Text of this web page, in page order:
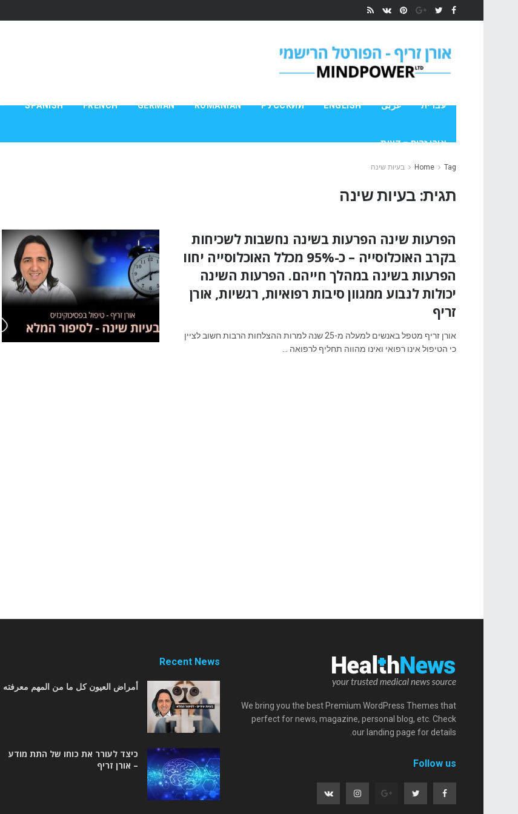
עברית عربى ENGLISH
РУССКИЙ
ROMANIAN
GERMAN
FRENCH
SPANISH
*
אורן זריף – דעות
Home Tag בעיות שינה
תגית: בעיות שינה
הפרעות שינה הפרעות בשינה נחשבות לשכיחות
בקרב האוכלוסייה – כ-95% מכלל האוכלוסייה יחוו
הפרעות בשינה במהלך חייהם. הפרעות השינה
יכולות לנבוע ממגוון סיבות רפואיות, רגשיות, אורן
זריף
אורן זריף מטפל באנשים למעלה מ-25 שנה למרות ההצלחות הרבות חשוב לציין
כי הטיפול אינו רפואי ואינו מהווה תחליף לרפואה ...
We bring you the best Premium WordPress Themes that
perfect for news, magazine, personal blog, etc. Check
our landing page for details.
Follow us
Recent News
أمراض العيون كل ما من المهم معرفته
כיצד לעורר את כוחו של התת מודע
– אורן זריף